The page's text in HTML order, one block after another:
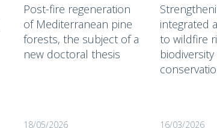
Post-fire regeneration
of Mediterranean pine
forests, the subject of a
new doctoral thesis
18/05/2026
integrated
to wildfire
biodiversity
16/03/2026